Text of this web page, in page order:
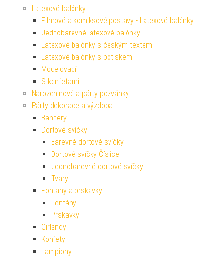
Latexové balónky
Filmové a komiksové postavy - Latexové balónky
Jednobarevné latexové balónky
Latexové balónky s českým textem
Latexové balónky s potiskem
Modelovací
S konfetami
Narozeninové a párty pozvánky
Párty dekorace a výzdoba
Bannery
Dortové svíčky
Barevné dortové svíčky
Dortové svíčky Číslice
Jednobarevné dortové svíčky
Tvary
Fontány a prskavky
Fontány
Prskavky
Girlandy
Konfety
Lampiony